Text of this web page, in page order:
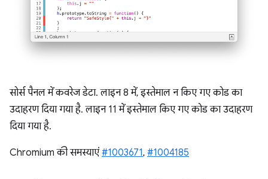
सोर्स पैनल में कवरेज डेटा. लाइन 8 में, इस्तेमाल न किए गए कोड का
उदाहरण दिया गया है. लाइन 11 में इस्तेमाल किए गए कोड का उदाहरण
दिया गया है.
Chromium की समस्याएं#1003671, #1004185